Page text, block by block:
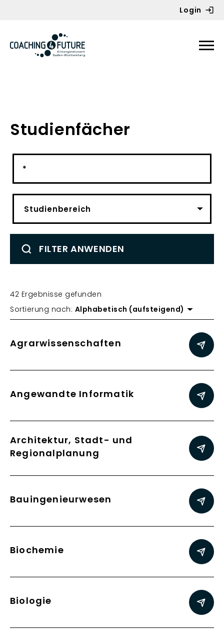
Login
Studienfächer
FILTER ANWENDEN
42 Ergebnisse gefunden
Sortierung nach: Alphabetisch (aufsteigend)
Agrarwissenschaften
Angewandte Informatik
Architektur, Stadt- und
Regionalplanung
Bauingenieurwesen
Biochemie
Biologie